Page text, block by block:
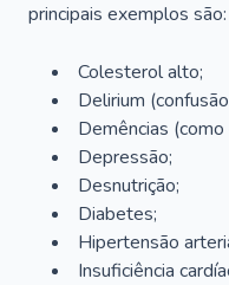
principais exemplos são:
Colesterol alto;
Delirium
Demências
Depressão;
Desnutrição;
Diabetes;
Hipertensão
Insuficiência